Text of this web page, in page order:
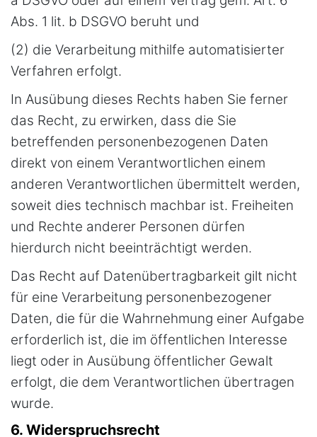
Abs. 1 lit. b DSGVO beruht und
(2) die Verarbeitung mithilfe automatisierter
Verfahren erfolgt.
In Ausübung dieses Rechts haben Sie ferner
das Recht, zu erwirken, dass die Sie
betreffenden personenbezogenen Daten
direkt von einem Verantwortlichen einem
anderen Verantwortlichen übermittelt werden,
soweit dies technisch machbar ist. Freiheiten
und Rechte anderer Personen dürfen
hierdurch nicht beeinträchtigt werden.
Das Recht auf Datenübertragbarkeit gilt nicht
für eine Verarbeitung personenbezogener
Daten, die für die Wahrnehmung einer Aufgabe
erforderlich ist, die im öffentlichen Interesse
liegt oder in Ausübung öffentlicher Gewalt
erfolgt, die dem Verantwortlichen übertragen
wurde.
6. Widerspruchsrecht